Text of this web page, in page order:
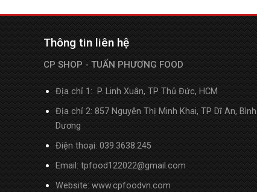
Thông tin liên hệ
CP SHOP - TUẤN PHƯƠNG FOOD
Địa chỉ 1: P. Linh Xuân, TP Thủ Đức, HCM
Địa chỉ 2: 857 Nguyễn Thị Minh Khai, TP Dĩ An, Bình
Dương
Điện thoại: 039.3638.245
Email: tpfood122022@gmail.com
Website: www.cpfoodvn.com